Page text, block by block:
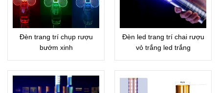
Đèn trang trí chụp rượu
bướm xinh
Đèn led trang trí chai rượu
vỏ trắng led trắng